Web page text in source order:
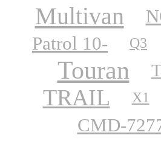
Multivan
Patrol 10- Q3
Touran
TRAIL X1
CMD-